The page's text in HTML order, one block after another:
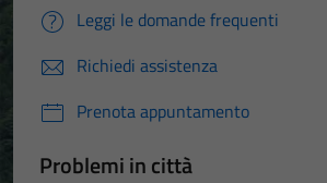
Leggi le domande frequenti
Richiedi assistenza
Prenota appuntamento
Problemi in città